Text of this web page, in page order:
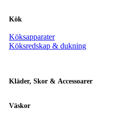
Kök
Köksapparater
Köksredskap & dukning
Kläder, Skor & Accessoarer
Väskor